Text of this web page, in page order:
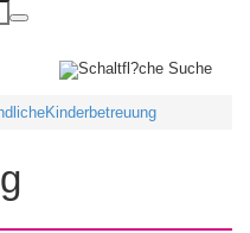
Kinderbetreuung